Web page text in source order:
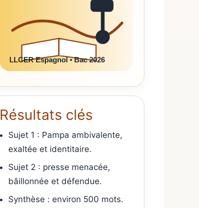
LLCER Espagnol • Bac 2026
Résultats clés
Sujet 1 : Pampa ambivalente,
exaltée et identitaire.
Sujet 2 : presse menacée,
bâillonnée et défendue.
Synthèse : environ 500 mots.